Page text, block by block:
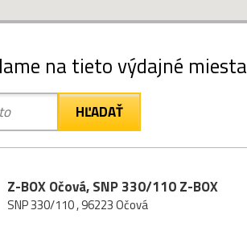
na tieto výdajné miesta
Z-BOX Očová, SNP 330/110 Z-BOX
SNP 330/110 , 96223 Očová